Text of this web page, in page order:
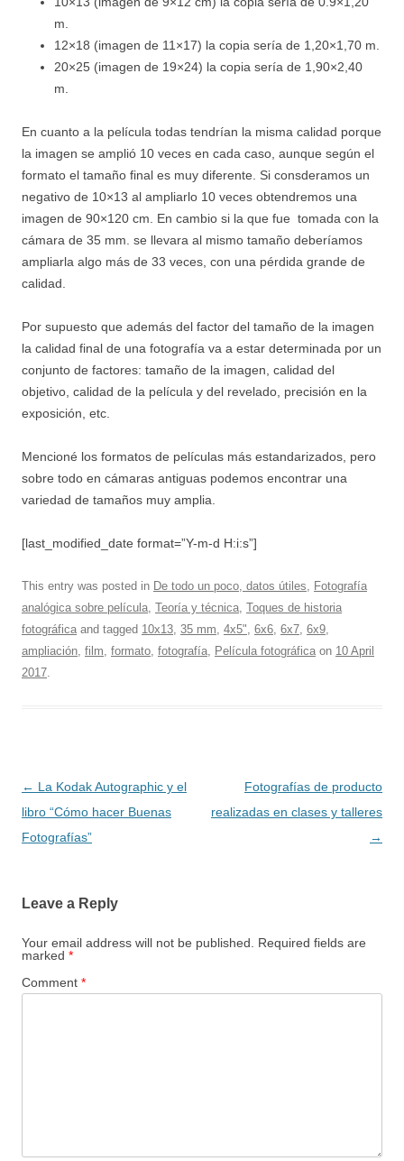
m.
12×18 (imagen de 11×17) la copia sería de 1,20×1,70 m.
20×25 (imagen de 19×24) la copia sería de 1,90×2,40
m.
En cuanto a la película todas tendrían la misma calidad porque
la imagen se amplió 10 veces en cada caso, aunque según el
formato el tamaño final es muy diferente. Si consderamos un
negativo de 10×13 al ampliarlo 10 veces obtendremos una
imagen de 90×120 cm. En cambio si la que fue tomada con la
cámara de 35 mm. se llevara al mismo tamaño deberíamos
ampliarla algo más de 33 veces, con una pérdida grande de
calidad.
Por supuesto que además del factor del tamaño de la imagen
la calidad final de una fotografía va a estar determinada por un
conjunto de factores: tamaño de la imagen, calidad del
objetivo, calidad de la película y del revelado, precisión en la
exposición, etc.
Mencioné los formatos de películas más estandarizados, pero
sobre todo en cámaras antiguas podemos encontrar una
variedad de tamaños muy amplia.
[last_modified_date format=”Y-m-d H:i:s”]
This entry was posted in De todo un poco, datos útiles, Fotografía
analógica sobre película, Teoría y técnica, Toques de historia
fotográfica and tagged 10x13, 35 mm, 4x5", 6x6, 6x7, 6x9,
ampliación, film, formato, fotografía, Película fotográfica on 10 April
2017.
Post
navigation
← La Kodak Autographic y el
libro “Cómo hacer Buenas
Fotografías”
Fotografías de producto
realizadas en clases y talleres
→
Leave a Reply
Your email address will not be published.
Required fields are
marked *
Comment *